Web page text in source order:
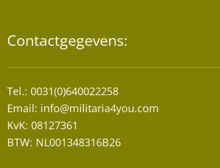
Contactgegevens:
Tel.: 0031(0)640022258
Email: info@militaria4you.com
KvK: 08127361
BTW: NL001348316B26